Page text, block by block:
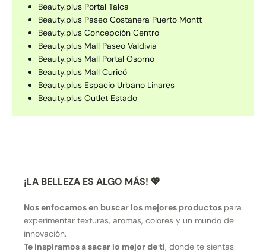
Beauty.plus Portal Talca
Beauty.plus Paseo Costanera Puerto Montt
Beauty.plus Concepción Centro
Beauty.plus Mall Paseo Valdivia
Beauty.plus Mall Portal Osorno
Beauty.plus Mall Curicó
Beauty.plus Espacio Urbano Linares
Beauty.plus Outlet Estado
¡LA BELLEZA ES ALGO MÁS! 💖
Nos enfocamos en buscar los mejores productos para
experimentar texturas, aromas, colores y un mundo de
innovación.
Te inspiramos a sacar lo mejor de ti, donde te sientas